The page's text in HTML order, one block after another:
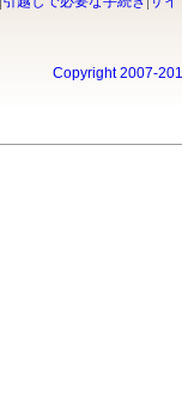
Copyright 2007-